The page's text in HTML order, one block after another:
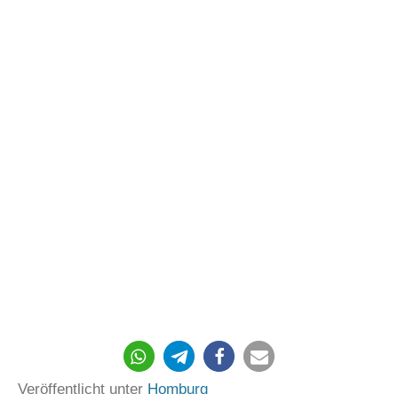
289
Veröffentlicht unter Homburg